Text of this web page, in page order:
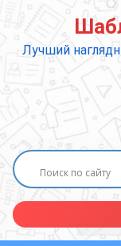
Лучший